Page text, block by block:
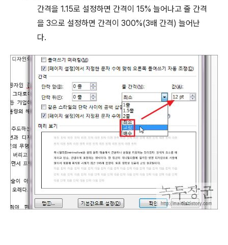
간격을 1.15로 설정하면 간격이 15%늘어나고 줄 간격
을 3으로 설정하면 간격이 300%(3배 간격)늘어난
다.